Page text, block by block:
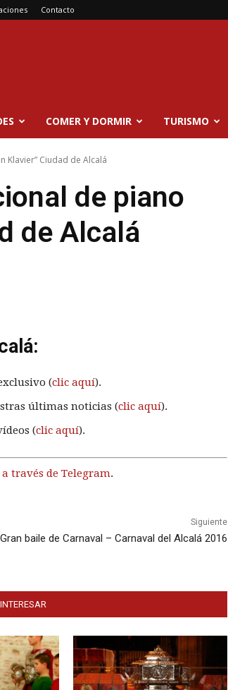
Contacto
COMER Y DORMIR TURISMO
Klavier” Ciudad de Alcalá
de piano
de Alcalá
(clic aquí).
últimas noticias (clic aquí).
(clic aquí).
a través de Telegram.
Siguiente
Gran baile de Carnaval – Carnaval del Alcalá 2016